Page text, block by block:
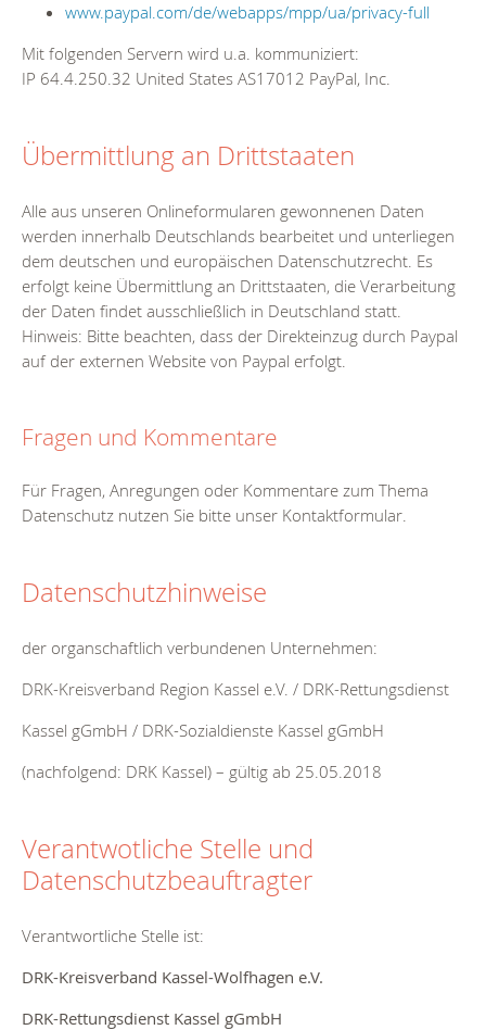
www.paypal.com/de/webapps/mpp/ua/privacy-full
Mit folgenden Servern wird u.a. kommuniziert:
IP 64.4.250.32 United States AS17012 PayPal, Inc.
Übermittlung an Drittstaaten
Alle aus unseren Onlineformularen gewonnenen Daten
werden innerhalb Deutschlands bearbeitet und unterliegen
dem deutschen und europäischen Datenschutzrecht. Es
erfolgt keine Übermittlung an Drittstaaten, die Verarbeitung
der Daten findet ausschließlich in Deutschland statt.
Hinweis: Bitte beachten, dass der Direkteinzug durch Paypal
auf der externen Website von Paypal erfolgt.
Fragen und Kommentare
Für Fragen, Anregungen oder Kommentare zum Thema
Datenschutz nutzen Sie bitte unser Kontaktformular.
Datenschutzhinweise
der organschaftlich verbundenen Unternehmen:
DRK-Kreisverband Region Kassel e.V. / DRK-Rettungsdienst
Kassel gGmbH / DRK-Sozialdienste Kassel gGmbH
(nachfolgend: DRK Kassel) – gültig ab 25.05.2018
Verantwotliche Stelle und
Datenschutzbeauftragter
Verantwortliche Stelle ist:
DRK-Kreisverband Kassel-Wolfhagen e.V.
DRK-Rettungsdienst Kassel gGmbH